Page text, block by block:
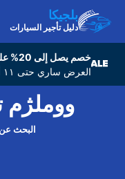
بلجيكا
دليل تأجير السيارات
خصم يصل إلى 20% على تأجير السيارات في جميع أنحاء العالم
العرض ساري حتى ١١ أغسطس ٢٠٢٦ - استفد منه اليوم!
ووملژم
البحث